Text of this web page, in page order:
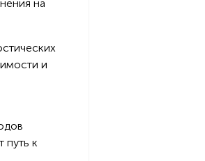
на
и
путь к